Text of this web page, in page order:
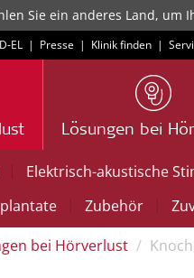
Sie ein anderes Land, um
EL | Presse | Klinik finden |
Lösungen bei
| Elektrisch-akustische
| Zubehör |
bei Hörverlust